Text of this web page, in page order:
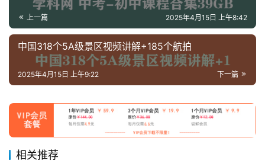
儿
童
国
启
蒙
儿
语
上一篇 2025年4月15日 上午8:42
中国318个5A级景区视频讲解+185个航拍
下一篇
2025年4月15日 上午9:22
相关推荐